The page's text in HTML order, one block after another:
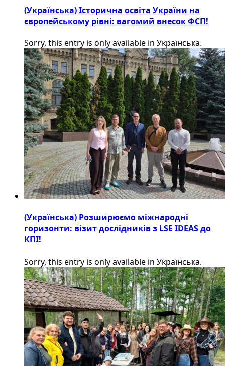
(Українська) Історична освіта України на
європейському рівні: вагомий внесок ФСП!
Sorry, this entry is only available in Українська.
(Українська) Розширюємо міжнародні
горизонти: візит дослідників з LSE IDEAS до
КПІ!
Sorry, this entry is only available in Українська.